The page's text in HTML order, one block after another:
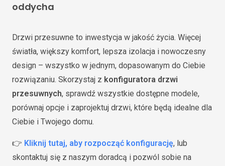
oddycha
Drzwi przesuwne to inwestycja w jakość życia. Więcej
światła, większy komfort, lepsza izolacja i nowoczesny
design – wszystko w jednym, dopasowanym do Ciebie
rozwiązaniu. Skorzystaj z konfiguratora drzwi
przesuwnych, sprawdź wszystkie dostępne modele,
porównaj opcje i zaprojektuj drzwi, które będą idealne dla
Ciebie i Twojego domu.
👉 Kliknij tutaj, aby rozpocząć konfigurację, lub
skontaktuj się z naszym doradcą i pozwól sobie na